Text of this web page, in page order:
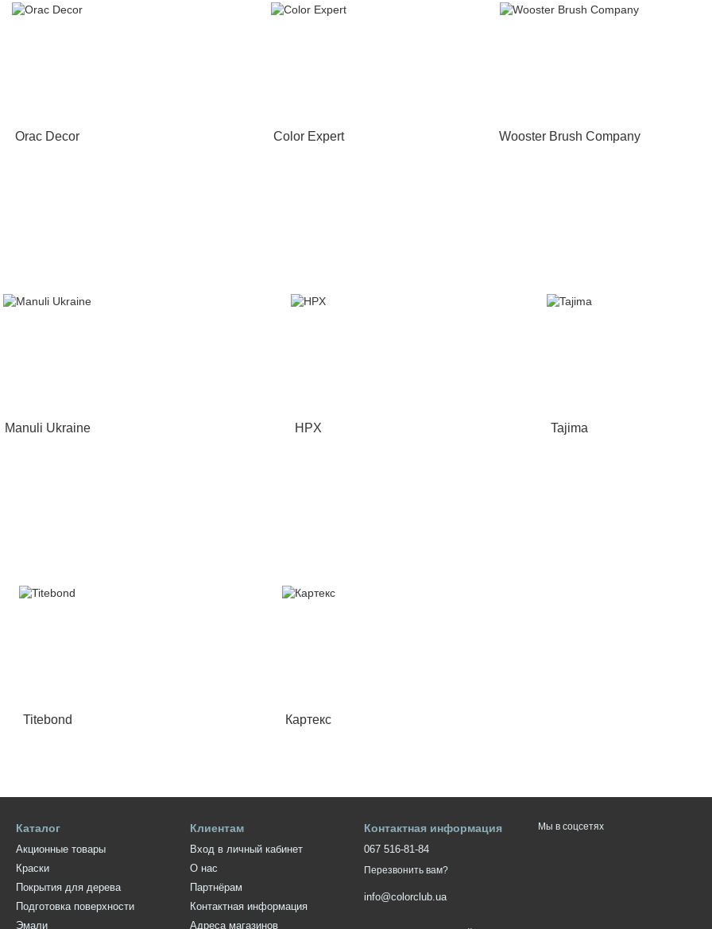
Orac Decor Color Expert Wooster Brush Company
Manuli Ukraine HPX Tajima
Titebond Картекс
Каталог
Акционные товары
Краски
Покрытия для дерева
Подготовка поверхности
Эмали
Клиентам
Вход в личный кабинет
О нас
Партнёрам
Контактная информация
Адреса магазинов
Контактная информация
067 516-81-84
Перезвонить вам?
info@colorclub.ua
Мы в соцсетях